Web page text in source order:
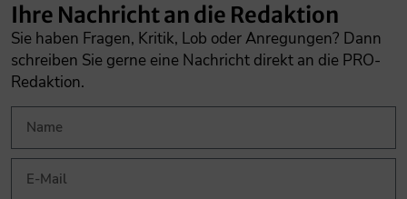
Ihre Nachricht an die Redaktion
Sie haben Fragen, Kritik, Lob oder Anregungen? Dann
schreiben Sie gerne eine Nachricht direkt an die PRO-
Redaktion.